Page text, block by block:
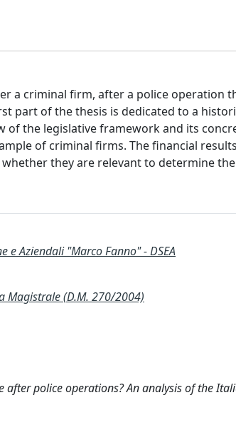
a criminal firm, after a police operation
part of the thesis is dedicated to a
of the legislative framework and its
of criminal firms. The financial
they are relevant to determine
e Aziendali "Marco Fanno" - DSEA
Magistrale (D.M. 270/2004)
police operations? An analysis of the